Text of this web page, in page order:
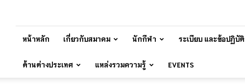
หน้าหลัก เกี่ยวกับสมาคม นักกีฬา ระเบียบ และข้อปฏิบัติ
ด้านต่างประเทศ แหล่งรวมความรู้ EVENTS